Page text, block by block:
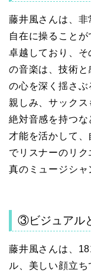
藤井風さんは、
自在に操ること
卓越しており、
の音楽は、技術
の心を深く揺さ
親しみ、サックス
絶対音感を持つ
才能を活かして
でリスナーのリク
真のミュージシャ
③ビジュアル
藤井風さんは、
ル、美しい顔立ち